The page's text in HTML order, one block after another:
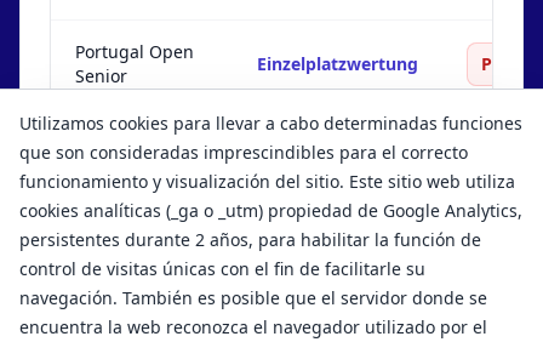
Portugal Open
Senior
Einzelplatzwertung PDF
Portugal Open
Junior & Cadet
Einzelplatzwertung
Utilizamos cookies para llevar a cabo determinadas funciones
que son consideradas imprescindibles para el correcto
funcionamiento y visualización del sitio. Este sitio web utiliza
cookies analíticas (_ga o _utm) propiedad de Google Analytics,
persistentes durante 2 años, para habilitar la función de
control de visitas únicas con el fin de facilitarle su
navegación. También es posible que el servidor donde se
encuentra la web reconozca el navegador utilizado por el